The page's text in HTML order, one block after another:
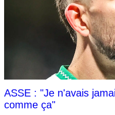
ASSE : "Je n'avais
comme ça"